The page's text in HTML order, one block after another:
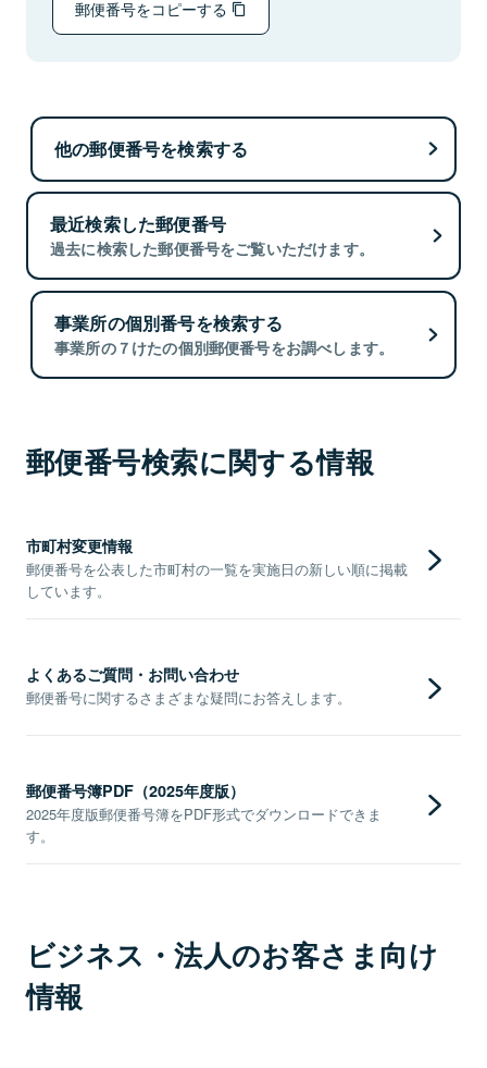
郵便番号をコピーする
他の郵便番号を検索する
最近検索した郵便番号
過去に検索した郵便番号をご覧いただけます。
事業所の個別番号を検索する
事業所の７けたの個別郵便番号をお調べします。
郵便番号検索に関する情報
市町村変更情報
郵便番号を公表した市町村の一覧を実施日の新しい順に掲載
しています。
よくあるご質問・お問い合わせ
郵便番号に関するさまざまな疑問にお答えします。
郵便番号簿PDF（2025年度版）
2025年度版郵便番号簿をPDF形式でダウンロードできま
す。
ビジネス・法人のお客さま向け
情報